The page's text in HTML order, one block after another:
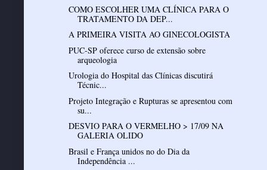
COMO ESCOLHER UMA CLÍNICA PARA O
TRATAMENTO DA DEP...
A PRIMEIRA VISITA AO GINECOLOGISTA
PUC-SP oferece curso de extensão sobre
arqueologia
Urologia do Hospital das Clínicas discutirá
Técnic...
Projeto Integração e Rupturas se apresentou com
su...
DESVIO PARA O VERMELHO > 17/09 NA
GALERIA OLIDO
Brasil e França unidos no do Dia da
Independência ...